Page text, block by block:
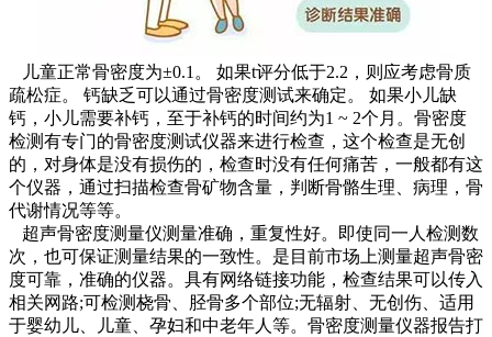
儿童正常骨密度为±0.1。 如果t评分低于2.2，则应考虑骨质
疏松症。 钙缺乏可以通过骨密度测试来确定。 如果小儿缺
钙，小儿需要补钙，至于补钙的时间约为1 ~ 2个月。骨密度
检测有专门的骨密度测试仪器来进行检查，这个检查是无创
的，对身体是没有损伤的，检查时没有任何痛苦，一般都有这
个仪器，通过扫描检查骨矿物含量，判断骨骼生理、病理，骨
代谢情况等等。
超声骨密度测量仪测量准确，重复性好。即使同一人检测数
次，也可保证测量结果的一致性。是目前市场上测量超声骨密
度可靠，准确的仪器。具有网络链接功能，检查结果可以传入
相关网路;可检测桡骨、胫骨多个部位;无辐射、无创伤、适用
于婴幼儿、儿童、孕妇和中老年人等。骨密度测量仪器报告打